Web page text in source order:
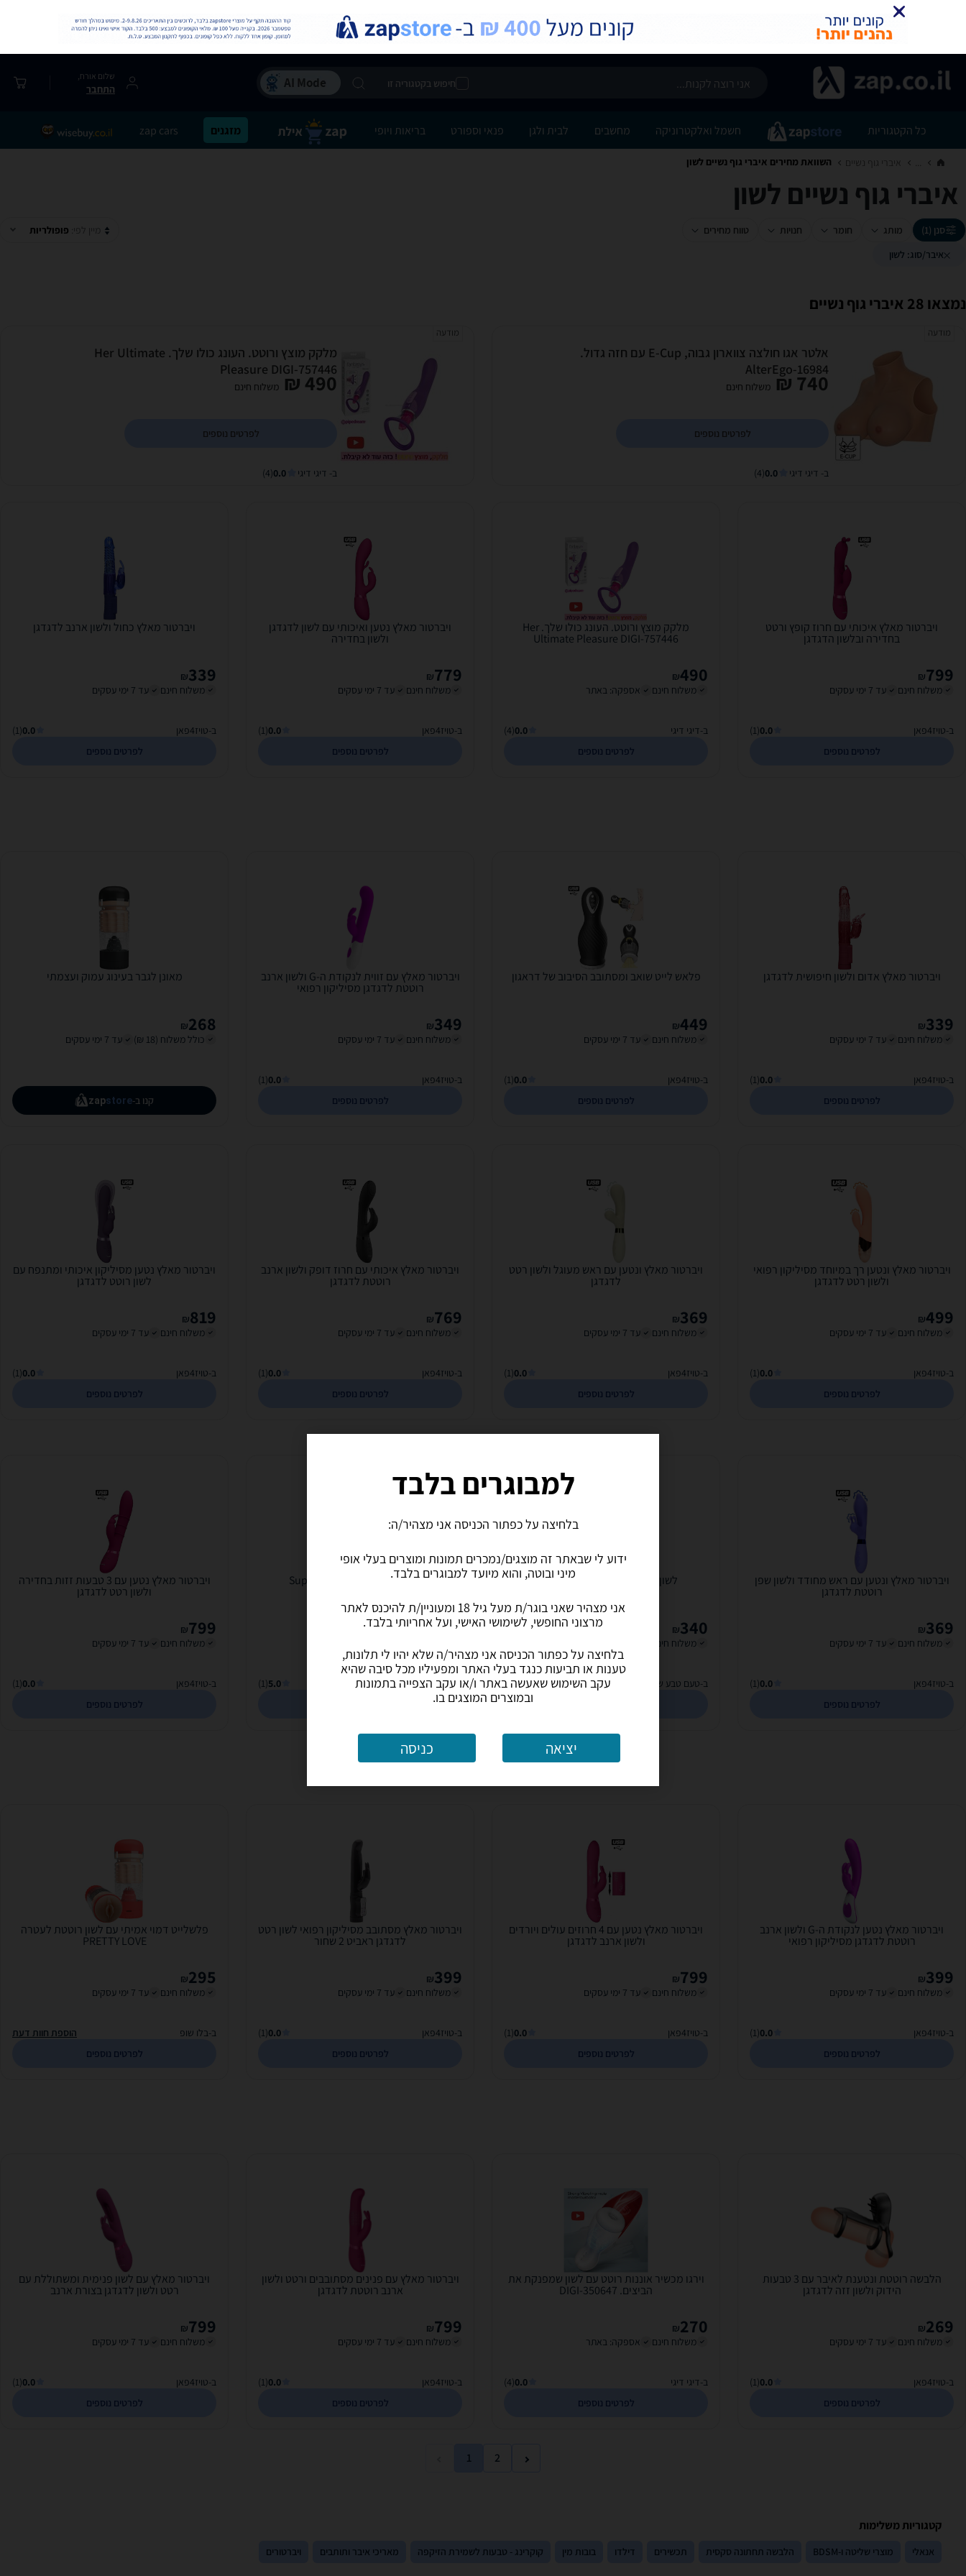
חיפוש בקטגוריה זו
שלום אורח,
התחבר
כל הקטגוריות חשמל ואלקטרוניקה מחשבים לבית ולגן פנאי וספורט בריאות ויופי מזגנים zap cars
איברי גוף נשיים‏ השוואת מחירים איברי גוף נשיים ‏לשון
איברי גוף נשיים ‏לשון
סנן (1) מותג חומר חנויות
טווח מחירים
איבר/סוג: לשון
מיין לפי: פופולריות
נמצאו 28 איברי גוף נשיים
מודעה
אלטר אגו חולצה צווארון גבוה, E-Cup עם חזה גדול.
AlterEgo-16984
740 ₪ משלוח חינם
לפרטים נוספים
ב- דיגי דיגי 0.0
(4)
מודעה
מלקק מוצץ ורוטט. העונג כולו שלך. Her Ultimate
Pleasure DIGI-757446
490 ₪ משלוח חינם
לפרטים נוספים
ב- דיגי דיגי 0.0
(4)
ויברטור מאלץ איכותי עם חרוז קופץ ורטט
בחדירה ובלשון הדגדגן
799
₪
משלוח חינם
עד 7 ימי עסקים
ב-טויז4פאן 0.0
(1)
לפרטים נוספים
מלקק מוצץ ורוטט. העונג כולו שלך. Her
Ultimate Pleasure DIGI-757446
490
₪
משלוח חינם
אספקה: באתר
ב-דיגי דיגי 0.0
(4)
לפרטים נוספים
ויברטור מאלץ נטען ואיכותי עם לשון לדגדגן
ולשון בחדירה
779
₪
משלוח חינם
עד 7 ימי עסקים
ב-טויז4פאן 0.0
(1)
לפרטים נוספים
ויברטור מאלץ כחול ולשון ארנב לדגדגן
339
₪
משלוח חינם
עד 7 ימי עסקים
ב-טויז4פאן 0.0
(1)
לפרטים נוספים
ויברטור מאלץ אדום ולשון חיפושית לדגדגן
339
₪
משלוח חינם
עד 7 ימי עסקים
ב-טויז4פאן 0.0
(1)
לפרטים נוספים
פלאש לייט שואב ומסתובב הסיבוב של דראגון
449
₪
משלוח חינם
עד 7 ימי עסקים
ב-טויז4פאן 0.0
(1)
לפרטים נוספים
ויברטור מאלץ עם זווית לנקודת ה-G ולשון ארנב
רוטטת לדגדגן מסיליקון רפואי
349
₪
משלוח חינם
עד 7 ימי עסקים
ב-טויז4פאן 0.0
(1)
לפרטים נוספים
מאונן לגבר בעינוג עמוק ועצמתי
268
₪
כולל משלוח (18 ₪)
עד 7 ימי עסקים
קנו ב- zapstore
ויברטור מאלץ ונטען רך במיוחד מסיליקון רפואי
ולשון רטט לדגדגן
499
₪
משלוח חינם
עד 7 ימי עסקים
ב-טויז4פאן 0.0
(1)
לפרטים נוספים
ויברטור מאלץ ונטען עם ראש מעוגל ולשון רטט
לדגדגן
369
₪
משלוח חינם
עד 7 ימי עסקים
ב-טויז4פאן 0.0
(1)
לפרטים נוספים
ויברטור מאלץ איכותי עם חרוז דופק ולשון ארנב
רוטטת לדגדגן
769
₪
משלוח חינם
עד 7 ימי עסקים
ב-טויז4פאן 0.0
(1)
לפרטים נוספים
ויברטור מאלץ נטען מסיליקון איכותי ומתנפח עם
לשון רוטט לדגדגן
819
₪
משלוח חינם
עד 7 ימי עסקים
ב-טויז4פאן 0.0
(1)
לפרטים נוספים
ויברטור מאלץ ונטען עם ראש מחודד ולשון שפן
רוטטת לדגדגן
369
₪
משלוח חינם
עד 7 ימי עסקים
ב-טויז4פאן 0.0
(1)
לפרטים נוספים
לשון רוטטת דו שימושי Super Liki
340
₪
משלוח חינם
ב-טעם טבע של גיל 2.1
(10)
לשון רוטטת דו שימושי Super Liki
323
₪
ב-Ivo 5.0
(1)
ויברטור מאלץ נטען עם 3 טבעות זזות בחדירה
ולשון רטט לדגדגן
799
₪
משלוח חינם
עד 7 ימי עסקים
ב-טויז4פאן 0.0
(1)
לפרטים נוספים
ויברטור מאלץ נטען לנקודת ה-G ולשון ארנב
רוטטת לדגדגן מסיליקון רפואי
399
₪
משלוח חינם
עד 7 ימי עסקים
ב-טויז4פאן 0.0
(1)
לפרטים נוספים
ויברטור מאלץ נטען עם 4 חרוזים עולים ויורדים
ולשון ארנב לדגדגן
799
₪
משלוח חינם
עד 7 ימי עסקים
ב-טויז4פאן 0.0
(1)
לפרטים נוספים
ויברטור מאלץ מסתובב מסיליקון רפואי לשון רטט
לדגדגן ראביט 2​ שחור
399
₪
משלוח חינם
עד 7 ימי עסקים
ב-טויז4פאן 0.0
(1)
לפרטים נוספים
פלשלייט דמוי אמיתי עם לשון רוטטת לעטרה
PRETTY LOVE
295
₪
משלוח חינם
עד 7 ימי עסקים
ב-בלו שופ
הוספת חוות דעת
לפרטים נוספים
הלבשה רוטטת ונטענת לאיבר עם 3 טבעות
הידוק ולשון זזה לדגדגן
269
₪
משלוח חינם
עד 7 ימי עסקים
ב-טויז4פאן 0.0
(1)
לפרטים נוספים
וירגו מכשיר אוננות רוטט עם לשון שמפנקת את
הביצים. DIGI-350647
270
₪
משלוח חינם
אספקה: באתר
ב-דיגי דיגי 0.0
(4)
לפרטים נוספים
ויברטור מאלץ עם פנינים מסתובבים ורטט ולשון
ארנב רוטטת לדגדגן
799
₪
משלוח חינם
עד 7 ימי עסקים
ב-טויז4פאן 0.0
(1)
לפרטים נוספים
ויברטור מאלץ עם לשון פנימית ומשתוללת עם
רטט ולשון לדגדגן בצורת ארנב
799
₪
משלוח חינם
עד 7 ימי עסקים
ב-טויז4פאן 0.0
(1)
לפרטים נוספים
1 2
קטגוריות משלימות
אנאלי מוצרי שליטה ו-BDSM הלבשה תחתונה סקסית תכשירים דילדו בובות מין קוקרינג - טבעות לשמירת הזיקפה מאריכי איבר ותותבים ויברטורים
למבוגרים בלבד
בלחיצה על כפתור הכניסה אני מצהיר/ה:
ידוע לי שבאתר זה מוצגים/נמכרים תמונות ומוצרים בעלי אופי
מיני ובוטה, והוא מיועד למבוגרים בלבד.
אני מצהיר שאני בוגר/ת מעל גיל 18 ומעוניין/ת להיכנס לאתר
מרצוני החופשי, לשימושי האישי, ועל אחריותי בלבד.
בלחיצה על כפתור הכניסה אני מצהיר/ה שלא יהיו לי תלונות,
טענות או תביעות כנגד בעלי האתר ומפעיליו מכל סיבה שהיא
עקב השימוש שאעשה באתר ו/או עקב הצפייה בתמונות
ובמוצרים המוצגים בו.
יציאה כניסה